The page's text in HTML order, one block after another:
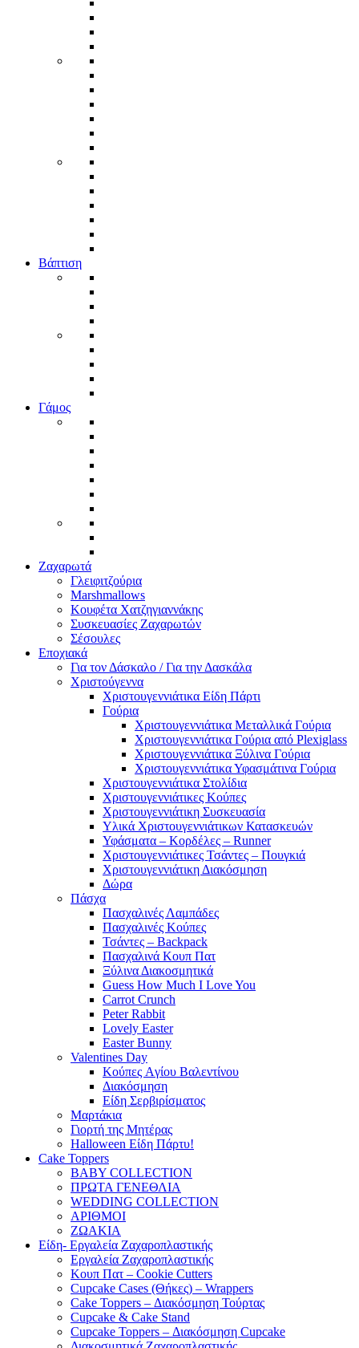
Βάπτιση
Γάμος
Ζαχαρωτά
Γλειφιτζούρια
Marshmallows
Κουφέτα Χατζηγιαννάκης
Συσκευασίες Ζαχαρωτών
Σέσουλες
Εποχιακά
Για τον Δάσκαλο / Για την Δασκάλα
Χριστούγεννα
Χριστουγεννιάτικα Είδη Πάρτι
Γούρια
Χριστουγεννιάτικα Μεταλλικά Γούρια
Χριστουγεννιάτικα Γούρια από Plexiglass
Χριστουγεννιάτικα Ξύλινα Γούρια
Χριστουγεννιάτικα Υφασμάτινα Γούρια
Χριστουγεννιάτικα Στολίδια
Χριστουγεννιάτικες Κούπες
Χριστουγεννιάτικη Συσκευασία
Υλικά Χριστουγεννιάτικων Κατασκευών
Υφάσματα – Κορδέλες – Runner
Χριστουγεννιάτικες Τσάντες – Πουγκιά
Χριστουγεννιάτικη Διακόσμηση
Δώρα
Πάσχα
Πασχαλινές Λαμπάδες
Πασχαλινές Κούπες
Τσάντες – Backpack
Πασχαλινά Κουπ Πατ
Ξύλινα Διακοσμητικά
Guess How Much I Love You
Carrot Crunch
Peter Rabbit
Lovely Easter
Easter Bunny
Valentines Day
Κούπες Aγίου Βαλεντίνου
Διακόσμηση
Είδη Σερβιρίσματος
Μαρτάκια
Γιορτή της Μητέρας
Halloween Είδη Πάρτυ!
Cake Toppers
BABY COLLECTION
ΠΡΩΤΑ ΓΕΝΕΘΛΙΑ
WEDDING COLLECTION
ΑΡΙΘΜΟΙ
ΖΩΑΚΙΑ
Είδη- Εργαλεία Ζαχαροπλαστικής
Εργαλεία Ζαχαροπλαστικής
Κουπ Πατ – Cookie Cutters
Cupcake Cases (Θήκες) – Wrappers
Cake Toppers – Διακόσμηση Τούρτας
Cupcake & Cake Stand
Cupcake Toppers – Διακόσμηση Cupcake